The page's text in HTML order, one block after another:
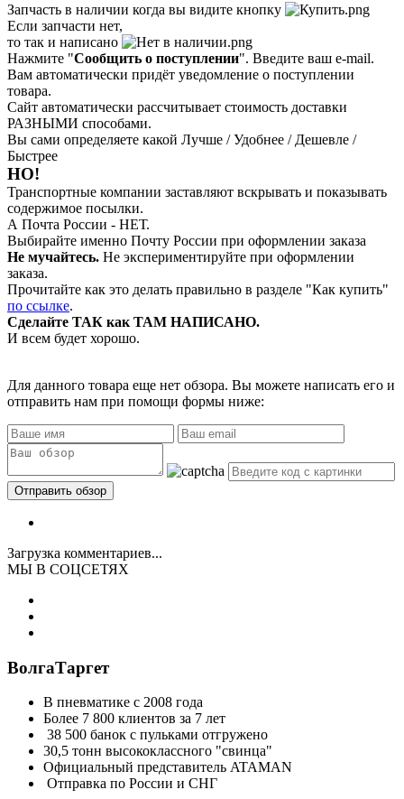
Запчасть в наличии когда вы видите кнопку
Если запчасти нет,
то так и написано
Нажмите "Сообщить о поступлении". Введите ваш e-mail.
Вам автоматически придёт уведомление о поступлении
товара.
Сайт автоматически рассчитывает стоимость доставки
РАЗНЫМИ способами.
Вы сами определяете какой Лучше / Удобнее / Дешевле /
Быстрее
НО!
Транспортные компании заставляют вскрывать и показывать
содержимое посылки.
А Почта России - НЕТ.
Выбирайте именно Почту России при оформлении заказа
Не мучайтесь. Не экспериментируйте при оформлении
заказа.
Прочитайте как это делать правильно в разделе "Как купить"
по ссылке.
Сделайте ТАК как ТАМ НАПИСАНО.
И всем будет хорошо.
Для данного товара еще нет обзора. Вы можете написать его и
отправить нам при помощи формы ниже:
Загрузка комментариев...
МЫ В СОЦСЕТЯХ
ВолгаТаргет
В пневматике с 2008 года
Более 7 800 клиентов за 7 лет
38 500 банок с пульками отгружено
30,5 тонн высококлассного "свинца"
Официальный представитель ATAMAN
Отправка по России и СНГ